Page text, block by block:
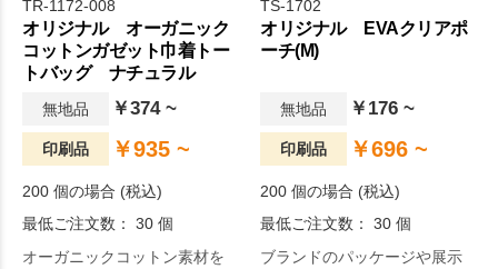
TR-1172-008
オリジナル オーガニック
コットンガゼット巾着トー
トバッグ ナチュラル
無地品 ￥374 ~
印刷品 ￥935 ~
200 個の場合 (税込)
最低ご注文数： 30 個
オーガニックコットン素材を
TS-1702
オリジナル EVAクリアポ
ーチ(M)
無地品 ￥176 ~
印刷品 ￥696 ~
200 個の場合 (税込)
最低ご注文数： 30 個
ブランドのパッケージや展示